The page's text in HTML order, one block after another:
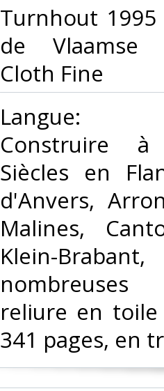
‎Turnhout
de Vlaamse
Cloth Fine ‎
‎Langue:
Construire
Siècles en
d'Anvers,
Malines,
Klein-
reliure en toile
341 pages, en